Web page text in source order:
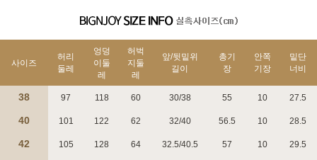
사이즈
허리
둘레
엉덩
이둘
레
허벅
지둘
레
앞/뒷밑위
길이
총기
장
안쪽
기장
밑단
너비
38 97 118 60 30/38 55 10 27.5
40 101 122 62 32/40 56.5 10 28.5
42 105 128 64 32.5/40.5 57 10 29.5